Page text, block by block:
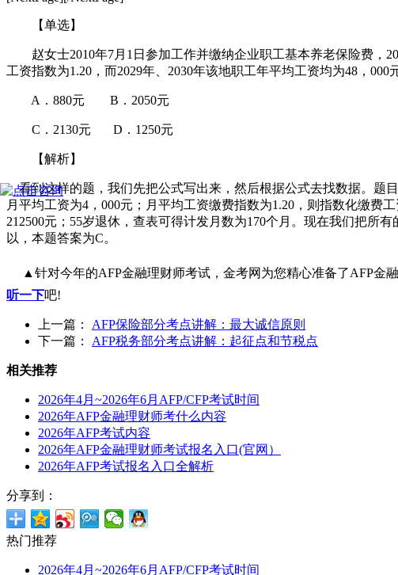
【单选】
赵女士2010年7月1日参加工作并缴纳企业职工基本养老保险费，
工资指数为1.20，而2029年、2030年该地职工年平均工资均为48，
A．880元 B．2050元
C．2130元 D．1250元
【解析】
看到这样的题，我们先把公式写出来，然后根据公式去找数据。题目
月平均工资为4，000元；月平均工资缴费指数为1.20，则指数化缴费
212500元；55岁退休，查表可得计发月数为170个月。现在我们把所
以，本题答案为C。
▲针对今年的AFP金融理财师考试，金考网为您精心准备了AFP金
听一下吧!
上一篇：
AFP保险部分考点讲解：最大诚信原则
下一篇：
AFP税务部分考点讲解：起征点和节税点
相关推荐
2026年4月~2026年6月AFP/CFP考试时间
2026年AFP金融理财师考什么内容
2026年AFP考试内容
2026年AFP金融理财师考试报名入口(官网）
2026年AFP考试报名入口全解析
分享到：
热门推荐
2026年4月~2026年6月AFP/CFP考试时间